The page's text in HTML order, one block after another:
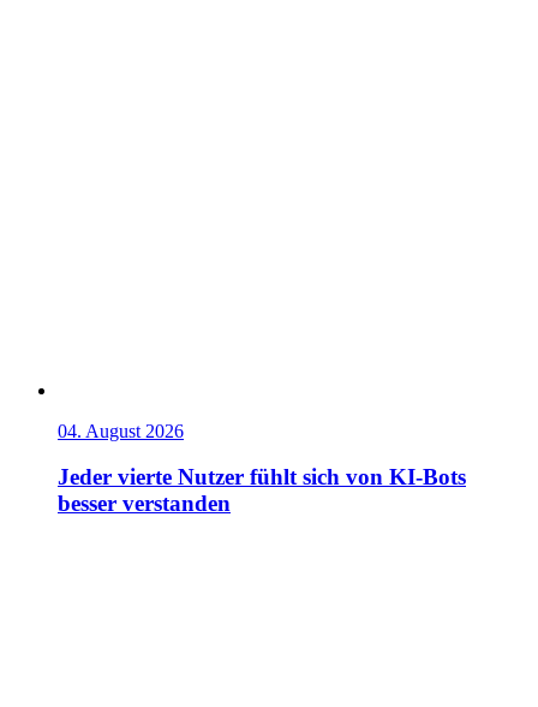
04. August 2026
Jeder vierte Nutzer fühlt sich von KI-Bots
besser verstanden